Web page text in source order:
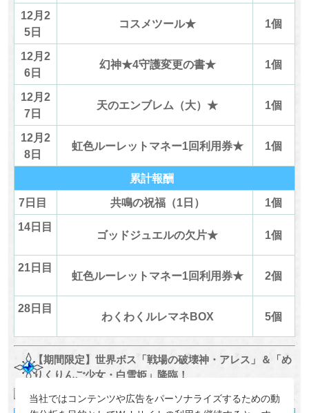
当社ではコンテンツや広告をパーソナライズするための動
12月2
5日
コスメツール★ 1個
12月2
6日
幻神★4守護変更の書★ 1個
12月2
7日
天のエンブレム（大）★ 1個
12月2
8日
虹色ルーレットマネー1回利用券★ 1個
累計報酬
7日目
共鳴の祝福（1日）
1個
14日目
ゴッドジュエルの欠片★ 1個
21日目
虹色ルーレットマネー1回利用券★ 2個
28日目
わくわくルレマネBOX 5個
【期間限定】世界ボス「戦場の破壊神・アレス」＆「め
りくりんご少女・白雪姫」降臨！